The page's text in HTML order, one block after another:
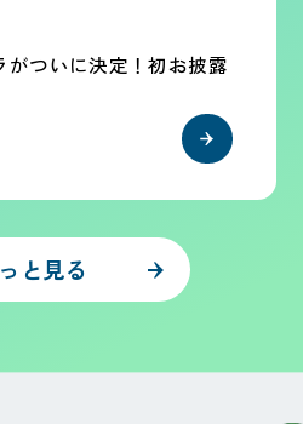
がついに決定！初お披露
と見る